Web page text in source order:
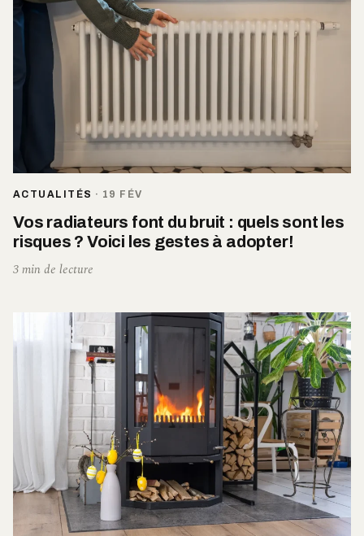
ACTUALITÉS · 19 FÉV
Vos radiateurs font du bruit : quels sont les
risques ? Voici les gestes à adopter!
3 min de lecture